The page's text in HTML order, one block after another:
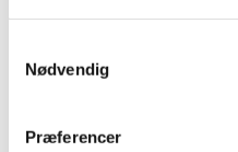
Nødvendig
Præferencer